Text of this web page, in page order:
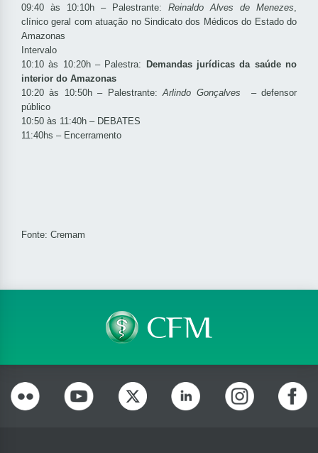
09:40 às 10:10h – Palestrante: Reinaldo Alves de Menezes,
clínico geral com atuação no Sindicato dos Médicos do Estado do
Amazonas
Intervalo
10:10 às 10:20h – Palestra:
Demandas jurídicas da saúde no
interior do Amazonas
10:20 às 10:50h – Palestrante:Arlindo Gonçalves
– defensor
público
10:50 às 11:40h – DEBATES
11:40hs – Encerramento
Fonte: Cremam